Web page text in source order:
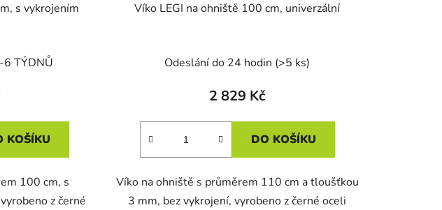
s vykrojením
6 TÝDNŮ
KOŠÍKU
100 cm, s
z černé
Víko LEGI na ohniště 100 cm, univerzální
Odeslání do 24 hodin (>5 ks)
2 829 Kč
DO KOŠÍKU
Víko na ohniště s průměrem 110 cm a tloušťkou
3 mm, bez vykrojení, vyrobeno z černé oceli